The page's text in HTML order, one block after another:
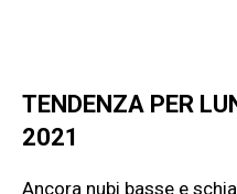
TENDENZA PER
2021
Ancora nubi basse e